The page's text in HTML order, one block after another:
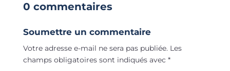
0 commentaires
Soumettre un commentaire
Votre adresse e-mail ne sera pas publiée. Les
champs obligatoires sont indiqués avec *